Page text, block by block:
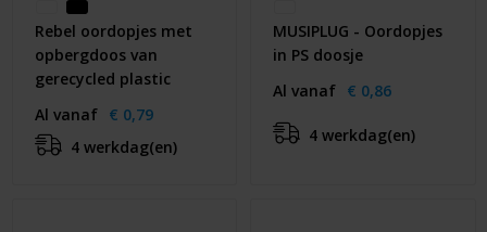
Cadeaubonnen
Rebel oordopjes met
opbergdoos van
gerecycled plastic
Al vanaf € 0,79
4 werkdag(en)
MUSIPLUG - Oordopjes
in PS doosje
Al vanaf € 0,86
4 werkdag(en)